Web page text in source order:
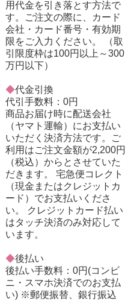
用代金を引き落とす方法で
す。ご注文の際に、カード
会社・カード番号・有効期
限をご入力ください。 （取
引限度枠は100円以上～300
万円以下）
◆代金引換
代引手数料：0円
商品お届け時に配送会社
（ヤマト運輸）にお支払い
いただく決済方法です。ご
利用はご注文金額が2,200円
（税込）からとさせていた
だきます。 宅急便コレクト
（現金またはクレジットカ
ード）でお支払いくださ
い。 クレジットカード払い
はタッチ決済のみ対応して
います。
◆後払い
後払い手数料：0円(コンビ
ニ・スマホ決済でのお支払
い) ※郵便振替、銀行振込